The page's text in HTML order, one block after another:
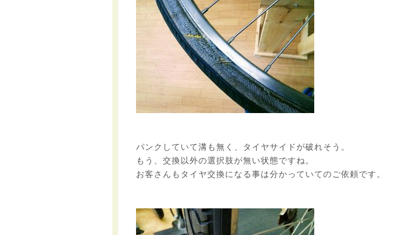
パンクしていて溝も無く、タイヤサイドが破れそう。
もう、交換以外の選択肢が無い状態ですね。
お客さんもタイヤ交換になる事は分かっていてのご依頼です。